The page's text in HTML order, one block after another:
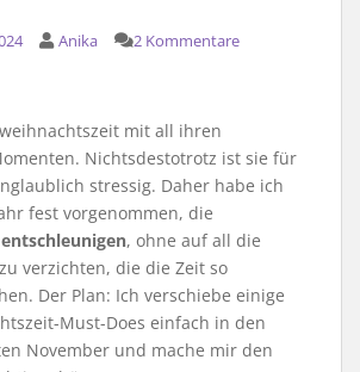
Anika 2 Kommentare
mit all ihren
Nichtsdestotrotz ist sie für
stressig. Daher habe ich
fest vorgenommen, die
entschleunigen, ohne auf all die
verzichten, die die Zeit so
Der Plan: Ich verschiebe einige
Must-Does einfach in den
November und mache mir den